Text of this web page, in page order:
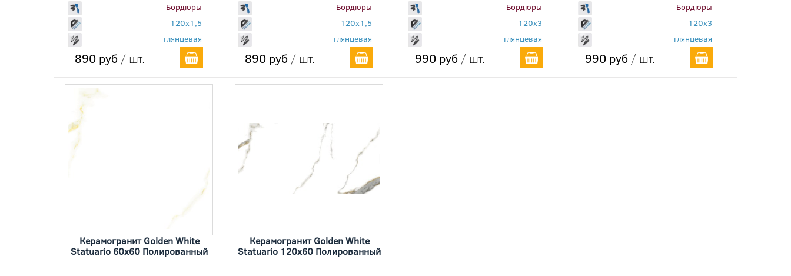
Бордюры
120x1,5
глянцевая
890 руб / шт.
Бордюры
120x1,5
глянцевая
890 руб / шт.
Бордюры
120x3
глянцевая
990 руб / шт.
Бордюры
120x3
глянцевая
990 руб / шт.
Керамогранит Golden White
Statuario 60x60 Полированный
Керамогранит Golden White
Statuario 120x60 Полированный